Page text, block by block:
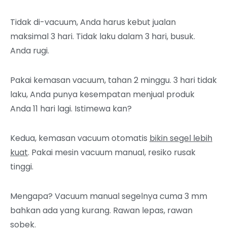
Tidak di-vacuum, Anda harus kebut jualan
maksimal 3 hari. Tidak laku dalam 3 hari, busuk.
Anda rugi.
Pakai kemasan vacuum, tahan 2 minggu. 3 hari tidak
laku, Anda punya kesempatan menjual produk
Anda 11 hari lagi. Istimewa kan?
Kedua, kemasan vacuum otomatis bikin segel lebih
kuat. Pakai mesin vacuum manual, resiko rusak
tinggi.
Mengapa? Vacuum manual segelnya cuma 3 mm
bahkan ada yang kurang. Rawan lepas, rawan
sobek.